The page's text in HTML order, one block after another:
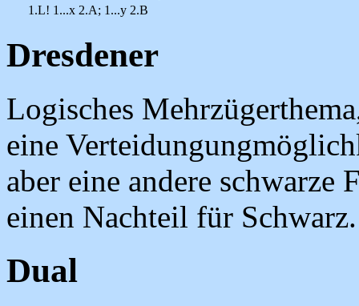
1.L! 1...x 2.A; 1...y 2.B
Dresdener
Logisches
eine
aber eine andere schwarze
einen Nachteil für Schwarz.
Dual